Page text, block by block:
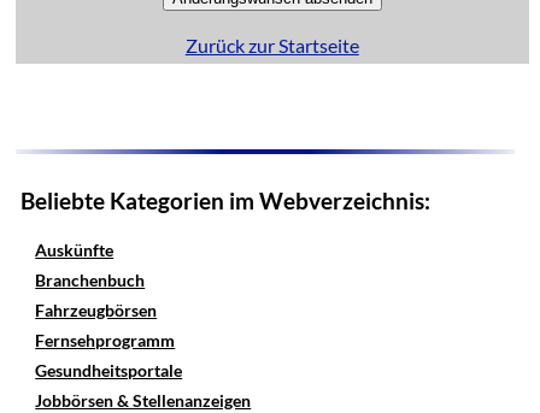
Zurück zur Startseite
Beliebte Kategorien im Webverzeichnis:
Auskünfte
Branchenbuch
Fahrzeugbörsen
Fernsehprogramm
Gesundheitsportale
Jobbörsen & Stellenanzeigen